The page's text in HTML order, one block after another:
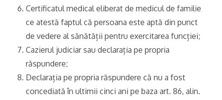
Certificatul medical eliberat de medicul de familie
ce atestă faptul că persoana este aptă din punct
de vedere al sănătății pentru exercitarea funcției;
Cazierul judiciar sau declarația pe propria
răspundere;
Declarația pe propria răspundere că nu a fost
concediată în ultimii cinci ani pe baza art. 86, alin.